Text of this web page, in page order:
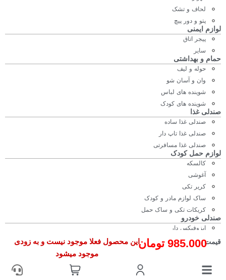
قیمت985.000 توماناین محصول فعلا موجود نیست و به زودی
موجود میشود
لحاف و تشک
پتو و دور پیچ
لوازم ایمنی
پیجر اتاق
سایر
حمام و بهداشتی
حوله و لیف
وان و آسان شو
شوینده های لباس
شوینده های کودک
صندلی غذا
صندلی غذا ساده
صندلی غذا تاپ دار
صندلی غذا مسافرتی
لوازم حمل کودک
کالسکه
آغوشی
کریر تکی
ساک لوازم مادر و کودک
کریکات تکی و ساک حمل
صندلی خودرو
ایزوفیکس دار
بدون ایزوفیکس
لوازم مخصوص مادر